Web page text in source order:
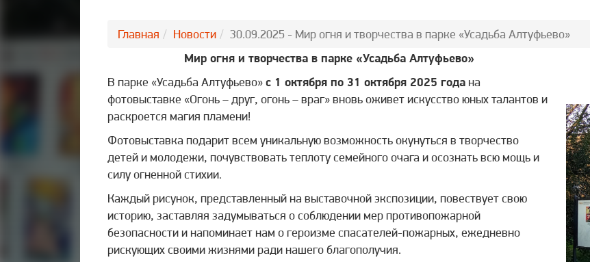
Главная Новости
30.09.2025 - Мир огня и творчества в парке «Усадьба Алтуфьево»
Мир огня и творчества в парке «Усадьба Алтуфьево»
В парке «Усадьба Алтуфьево»с 1 октября по 31 октября 2025 года на
фотовыставке «Огонь – друг, огонь – враг» вновь оживет искусство юных талантов и
раскроется магия пламени!
Фотовыставка подарит всем уникальную возможность окунуться в творчество
детей и молодежи, почувствовать теплоту семейного очага и осознать всю мощь и
силу огненной стихии.
Каждый рисунок, представленный на выставочной экспозиции, повествует свою
историю, заставляя задумываться о соблюдении мер противопожарной
безопасности и напоминает нам о героизме спасателей-пожарных, ежедневно
рискующих своими жизнями ради нашего благополучия.